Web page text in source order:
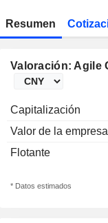
Resumen
Valoración: Agile
Capitalización
Valor de la empresa
Flotante
* Datos estimados